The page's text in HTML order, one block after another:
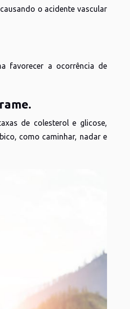
o acidente vascular
favorecer a ocorrência de
de colesterol e glicose,
como caminhar, nadar e